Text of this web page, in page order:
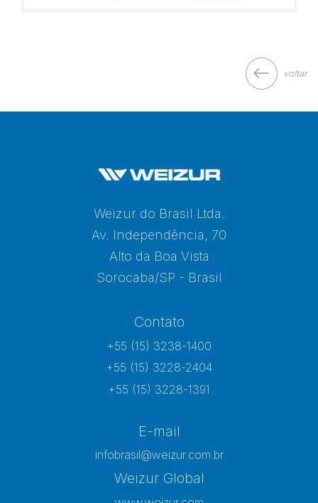
voltar
Weizur do Brasil Ltda.
Av. Independência, 70
Alto da Boa Vista
Sorocaba/SP - Brasil
Contato
+55 (15) 3238-1400
+55 (15) 3228-2404
+55 (15) 3228-1391
E-mail
infobrasil@weizur.com.br
Weizur Global